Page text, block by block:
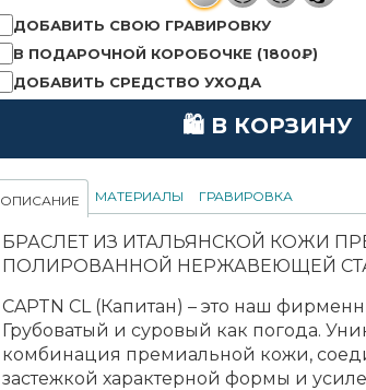
ДОБАВИТЬ СВОЮ ГРАВИРОВКУ
В ПОДАРОЧНОЙ КОРОБОЧКЕ (1800₽)
ДОБАВИТЬ СРЕДСТВО УХОДА
🛍 В КОРЗИНУ
ОПИСАНИЕ МАТЕРИАЛЫ ГРАВИРОВКА
БРАСЛЕТ ИЗ ИТАЛЬЯНСКОЙ КОЖИ
ПОЛИРОВАННОЙ НЕРЖАВЕЮЩЕЙ
CAPTN CL (Капитан) – это наш
Грубоватый и суровый как погода.
комбинация премиальной кожи,
застежкой характерной формы и